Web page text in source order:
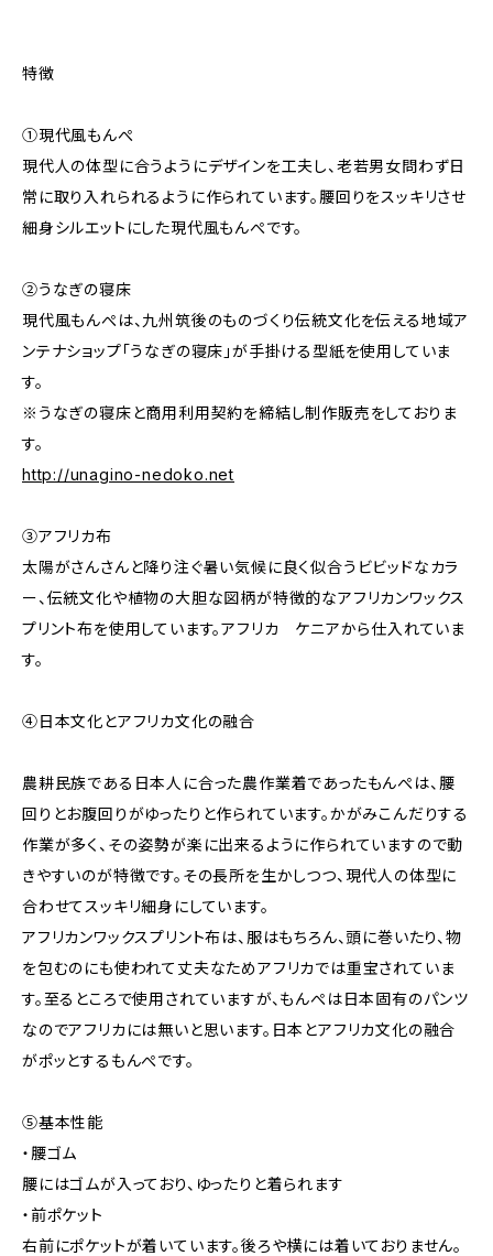
特徴
①現代風もんぺ
現代人の体型に合うようにデザインを工夫し、老若男女問わず日
常に取り入れられるように作られています。腰回りをスッキリさせ
細身シルエットにした現代風もんぺです。
②うなぎの寝床
現代風もんぺは、九州筑後のものづくり伝統文化を伝える地域ア
ンテナショップ「うなぎの寝床」が手掛ける型紙を使用していま
す。
※うなぎの寝床と商用利用契約を締結し制作販売をしておりま
す。
http://unagino-nedoko.net
③アフリカ布
太陽がさんさんと降り注ぐ暑い気候に良く似合うビビッドなカラ
ー、伝統文化や植物の大胆な図柄が特徴的なアフリカンワックス
プリント布を使用しています。アフリカ ケニアから仕入れていま
す。
④日本文化とアフリカ文化の融合
農耕民族である日本人に合った農作業着であったもんぺは、腰
回りとお腹回りがゆったりと作られています。かがみこんだりする
作業が多く、その姿勢が楽に出来るように作られていますので動
きやすいのが特徴です。その長所を生かしつつ、現代人の体型に
合わせてスッキリ細身にしています。
アフリカンワックスプリント布は、服はもちろん、頭に巻いたり、物
を包むのにも使われて丈夫なためアフリカでは重宝されていま
す。至るところで使用されていますが、もんぺは日本固有のパンツ
なのでアフリカには無いと思います。日本とアフリカ文化の融合
がポッとするもんぺです。
⑤基本性能
・腰ゴム
腰にはゴムが入っており、ゆったりと着られます
・前ポケット
右前にポケットが着いています。後ろや横には着いておりません。